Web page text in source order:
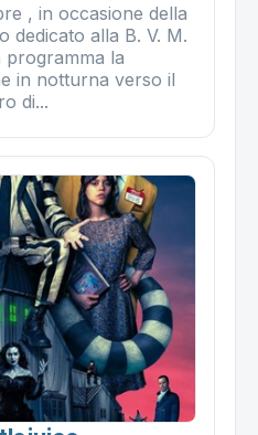
, in occasione della
dedicato alla B. V. M.
la
in notturna verso il
di...